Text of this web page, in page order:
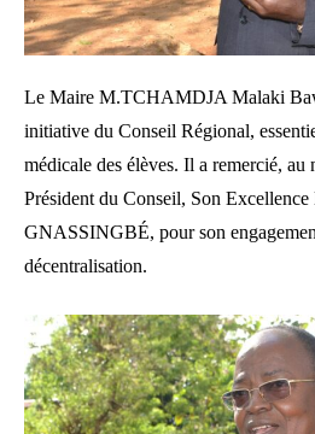
Le Maire M.TCHAMDJA Malaki
initiative du Conseil Régional,
médicale des élèves. Il a remercié, au
Président du Conseil, Son
GNASSINGBÉ, pour son
décentralisation.